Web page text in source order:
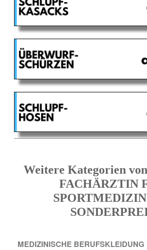
Weitere Kategorien
FACHÄRZTIN
MEDIZINISCHE BERUFSKLEIDUNG